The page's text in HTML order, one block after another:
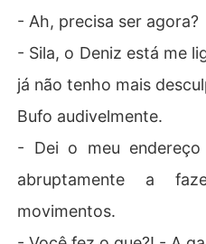
- Ah, precisa ser agora?
- Sila, o Deniz está me
já não tenho mais
Bufo audivelmente.
- Dei o meu
abruptamente a
movimentos.